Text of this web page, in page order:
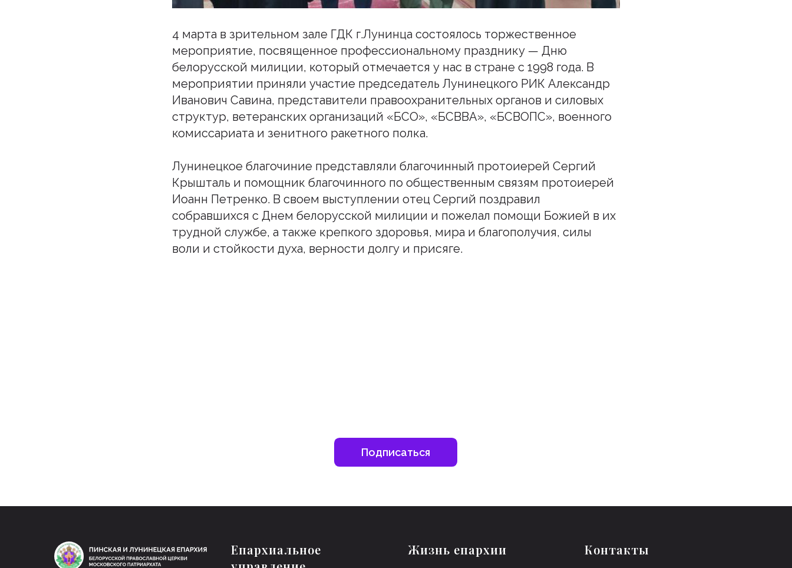
4 марта в зрительном зале ГДК г.Лунинца состоялось торжественное
мероприятие, посвященное профессиональному празднику — Дню
белорусской милиции, который отмечается у нас в стране с 1998 года. В
мероприятии приняли участие председатель Лунинецкого РИК Александр
Иванович Савина, представители правоохранительных органов и силовых
структур, ветеранских организаций «БСО», «БСВВА», «БСВОПС», военного
комиссариата и зенитного ракетного полка.
Лунинецкое благочиние представляли благочинный протоиерей Сергий
Крышталь и помощник благочинного по общественным связям протоиерей
Иоанн Петренко. В своем выступлении отец Сергий поздравил
собравшихся с Днем белорусской милиции и пожелал помощи Божией в их
трудной службе, а также крепкого здоровья, мира и благополучия, силы
воли и стойкости духа, верности долгу и присяге.
Епархиальное
Жизнь епархии Контакты